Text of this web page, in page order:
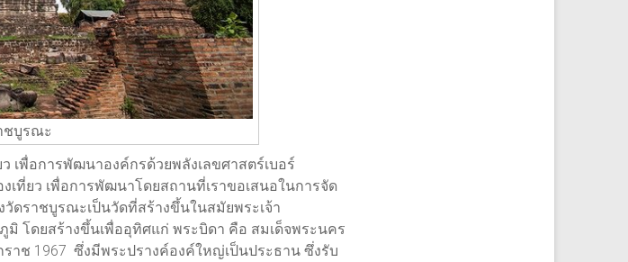
ชบูรณะ
เพื่อการพัฒนาองค์กรด้วยพลังเลขศาสตร์เบอร์
ที่ยว เพื่อการพัฒนาโดยสถานที่เราขอเสนอในการจัด
ดราชบูรณะเป็นวัดที่สร้างขึ้นในสมัยพระเจ้า
โดยสร้างขึ้นเพื่ออุทิศแก่ พระบิดา คือ สมเด็จพระนคร
ช 1967 ซึ่งมีพระปรางค์องค์ใหญ่เป็นประธาน ซึ่งรับ